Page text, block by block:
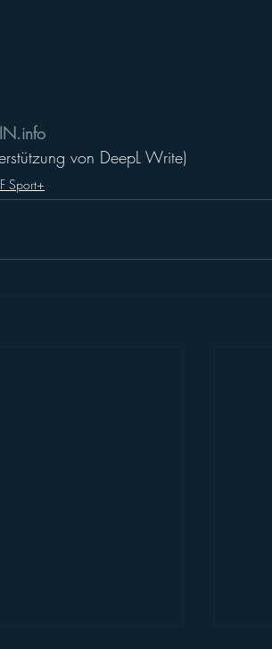
von DeepL Write)
Sport+